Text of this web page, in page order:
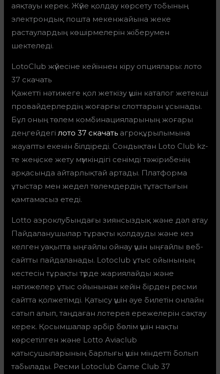
аяқтауы керек. Жүйе қолдау көрсету тобының
электрондық пошта мекенжайына жеке
растаулардың көшірмелерін жіберумен
шектеледі.
LotoClub жүйесіне кейіннен кіру опциялары: лото
37 скачать
Қажетті нәтижеге қол жеткізу үшін каталог жетекші
провайдерлердің жоғарғы слоттарын ұсынады.
Бұл оның төлем комбинацияларының жоғары
деңгейдегі лото 37 скачать агроқұрылымына
жауапты екенін білдіреді. Сондықтан Loto Club kz-
те жеңіске жету мүмкіндігі сенімді тәжірибенің
арқасында айтарлықтай артады. Платформа
ұтыстар мен жедел төлемдердің тұтастығын
қамтамасыз етеді.
Lotto аэроклубындағы зиянсыздық және дәл атау
Пайдаланушылар тұрақты қолдауды және кез
келген уақытта ыңғайлы ойнау үшін ыңғайлы веб-
сайтты пайдаланады. Lotoclub ұтыс ойынының
кестесін тұрақты түрде жариялайды және
нәтижелер ұтыс ойынынан кейін бірден ресми
сайтта қолжетімді. Қатысу үшін әуе билетін онлайн
сатып алып, таңдаған лотерея ережелерін сақтау
керек. Қосымшалар әрбір бөлім үшін нақты
көрсетілген және Lotto Aviaclub
қатысушыларының барлығы үшін міндетті болып
табылады. Ресми Lotoclub Game Club 37